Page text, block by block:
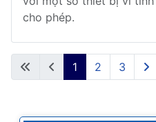
cho phép.
1 2 3